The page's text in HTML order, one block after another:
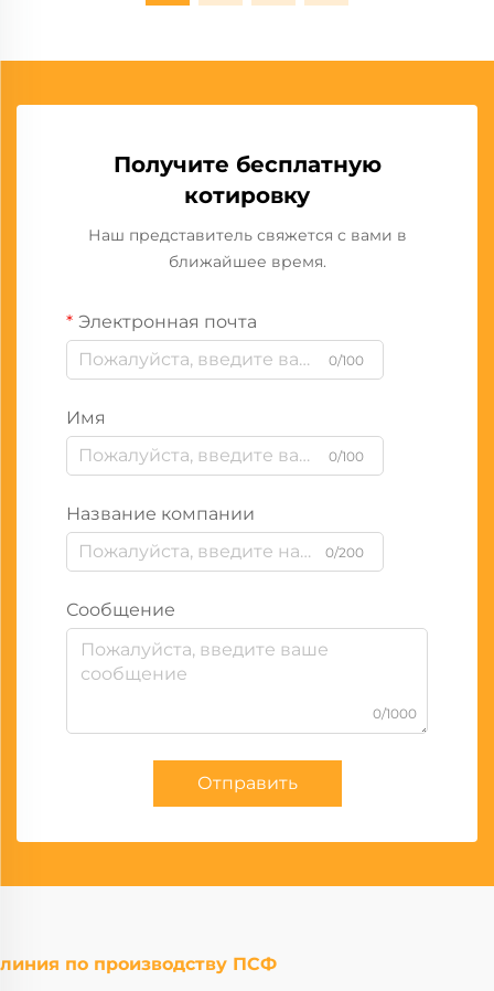
Получите бесплатную
котировку
Наш представитель свяжется с вами в
ближайшее время.
Электронная почта
0/100
Имя
0/100
Название компании
0/200
Сообщение
0/1000
Отправить
линия по производству ПСФ